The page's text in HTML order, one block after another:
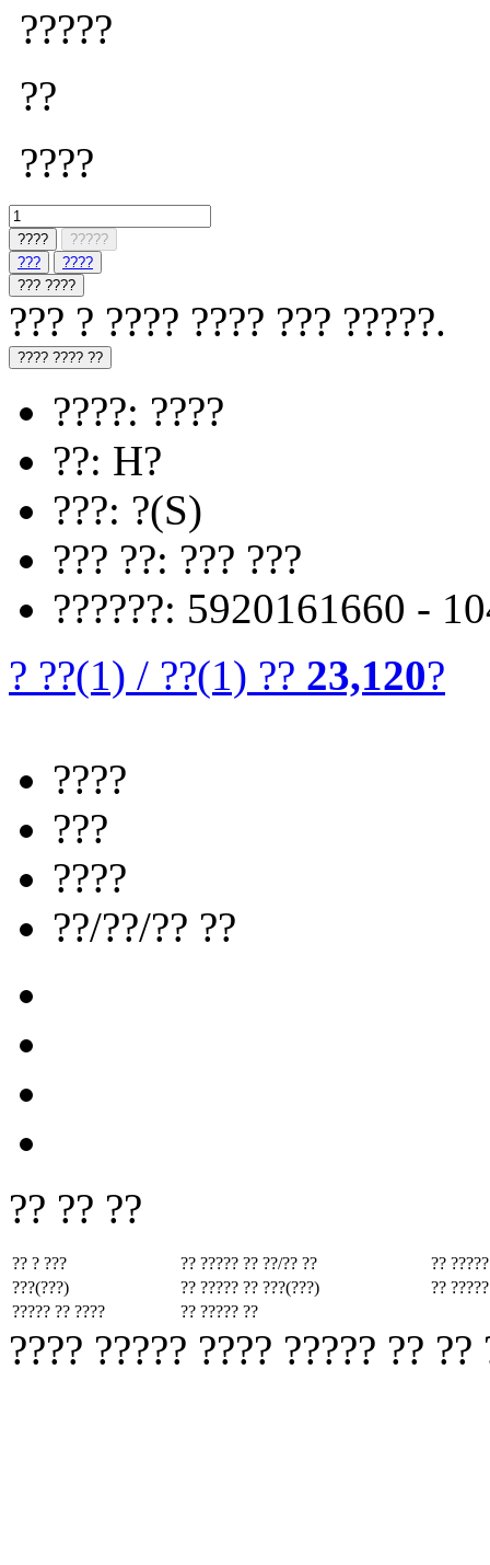
?????
??
????
????
?????
???
????
??? ????
??? ? ???? ???? ??? ?????.
???? ???? ??
????: ????
??: H?
???: ?(S)
??? ??: ??? ???
??????: 5920161660 -
? ??(1) / ??(1) ?? 23,120?
????
???
????
??/??/?? ??
?? ?? ??
?? ? ??? ?? ????? ?? ??/?? ??
??
???(???)
?? ????? ?? ???(???)
??
????? ?? ????
?? ????? ??
???? ????? ???? ????? ??